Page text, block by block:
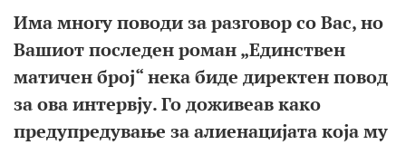
Има многу поводи за разговор со Вас, но
Вашиот последен роман „Единствен
матичен број“ нека биде директен повод
за ова интервју. Го доживеав како
предупредување за алиенацијата која му